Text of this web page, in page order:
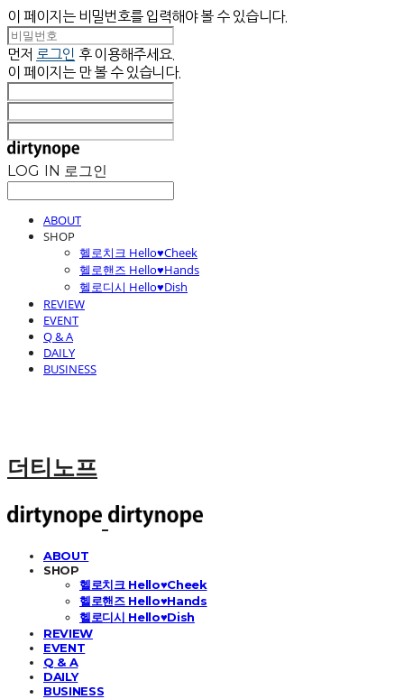
이 페이지는 비밀번호를 입력해야 볼 수 있습니다.
먼저 로그인 후 이용해주세요.
이 페이지는 만 볼 수 있습니다.
LOG IN 로그인
ABOUT
SHOP
헬로치크 Hello♥Cheek
헬로핸즈 Hello♥Hands
헬로디시 Hello♥Dish
REVIEW
EVENT
Q & A
DAILY
BUSINESS
더티노프
ABOUT
SHOP
헬로치크 Hello♥Cheek
헬로핸즈 Hello♥Hands
헬로디시 Hello♥Dish
REVIEW
EVENT
Q & A
DAILY
BUSINESS